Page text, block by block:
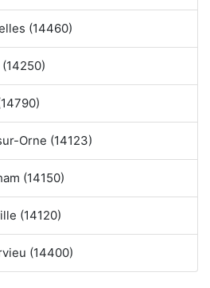
(14460)
Orne (14123)
(14150)
(14120)
(14400)